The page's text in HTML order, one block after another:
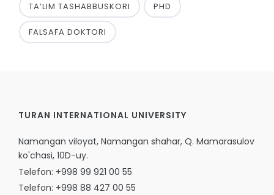
TA’LIM TASHABBUSKORI PHD
FALSAFA DOKTORI
TURAN INTERNATIONAL UNIVERSITY
Namangan viloyat, Namangan shahar, Q. Mamarasulov
ko'chasi, 10D-uy.
Telefon: +998 99 921 00 55
Telefon: +998 88 427 00 55